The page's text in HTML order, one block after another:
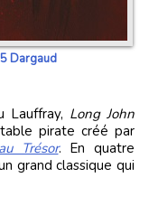
Dargaud
Lauffray, Long John
pirate créé par
Trésor. En quatre
grand classique qui